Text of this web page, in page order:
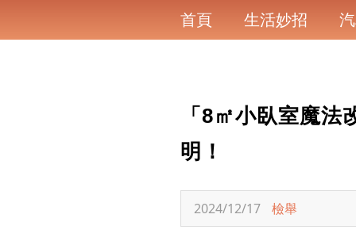
首頁 生活妙招
「8㎡小臥室魔
明！
2024/12/17 檢舉